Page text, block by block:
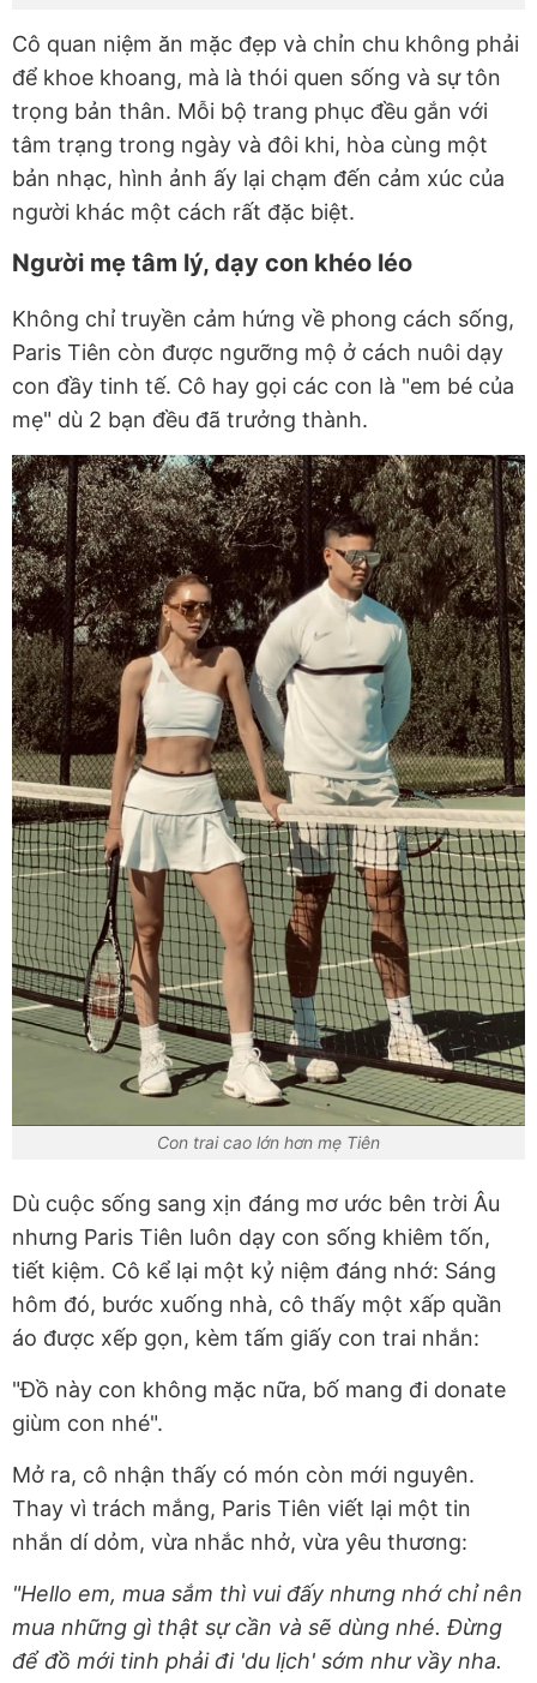
Cô quan niệm ăn mặc đẹp và chỉn chu không phải
để khoe khoang, mà là thói quen sống và sự tôn
trọng bản thân. Mỗi bộ trang phục đều gắn với
tâm trạng trong ngày và đôi khi, hòa cùng một
bản nhạc, hình ảnh ấy lại chạm đến cảm xúc của
người khác một cách rất đặc biệt.
Người mẹ tâm lý, dạy con khéo léo
Không chỉ truyền cảm hứng về phong cách sống,
Paris Tiên còn được ngưỡng mộ ở cách nuôi dạy
con đầy tinh tế. Cô hay gọi các con là "em bé của
mẹ" dù 2 bạn đều đã trưởng thành.
Con trai cao lớn hơn mẹ Tiên
Dù cuộc sống sang xịn đáng mơ ước bên trời Âu
nhưng Paris Tiên luôn dạy con sống khiêm tốn,
tiết kiệm. Cô kể lại một kỷ niệm đáng nhớ: Sáng
hôm đó, bước xuống nhà, cô thấy một xấp quần
áo được xếp gọn, kèm tấm giấy con trai nhắn:
"Đồ này con không mặc nữa, bố mang đi donate
giùm con nhé".
Mở ra, cô nhận thấy có món còn mới nguyên.
Thay vì trách mắng, Paris Tiên viết lại một tin
nhắn dí dỏm, vừa nhắc nhở, vừa yêu thương:
"Hello em, mua sắm thì vui đấy nhưng nhớ chỉ nên
mua những gì thật sự cần và sẽ dùng nhé. Đừng
để đồ mới tinh phải đi 'du lịch' sớm như vầy nha.